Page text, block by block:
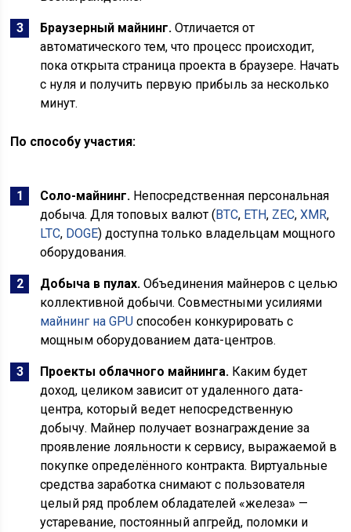
Браузерный майнинг. Отличается от
автоматического тем, что процесс происходит,
пока открыта страница проекта в браузере. Начать
с нуля и получить первую прибыль за несколько
минут.
По способу участия:
Соло-майнинг. Непосредственная персональная
добыча. Для топовых валют (BTC, ETH, ZEC,XMR,
LTC, DOGE) доступна только владельцам мощного
оборудования.
Добыча в пулах. Объединения майнеров с целью
коллективной добычи. Совместными усилиями
майнинг на GPU способен конкурировать с
мощным оборудованием дата-центров.
Проекты облачного майнинга. Каким будет
доход, целиком зависит от удаленного дата-
центра, который ведет непосредственную
добычу. Майнер получает вознаграждение за
проявление лояльности к сервису, выражаемой в
покупке определённого контракта. Виртуальные
средства заработка снимают с пользователя
целый ряд проблем обладателей «железа» —
устаревание, постоянный апгрейд, поломки и